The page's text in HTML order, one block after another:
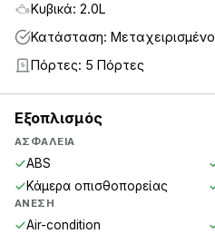
Κυβικά: 2.0L
Κατάσταση: Μεταχειρισμένο
5 Πόρτες: 5 Πόρτες
Εξοπλισμός
ΑΣΦΆΛΕΙΑ
ABS
Κάμερα οπισθοπορείας
ΆΝΕΣΗ
Air-condition